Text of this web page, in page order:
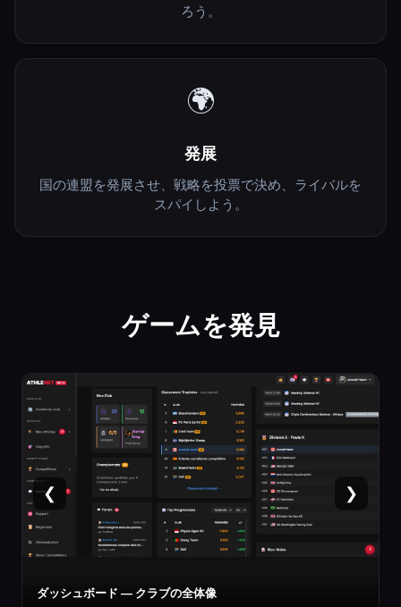
ろう。
🌍
発展
国の連盟を発展させ、戦略を投票で決め、ライバルを
スパイしよう。
ゲームを発見
❮
選手カード — 能力値・専門種目
❯